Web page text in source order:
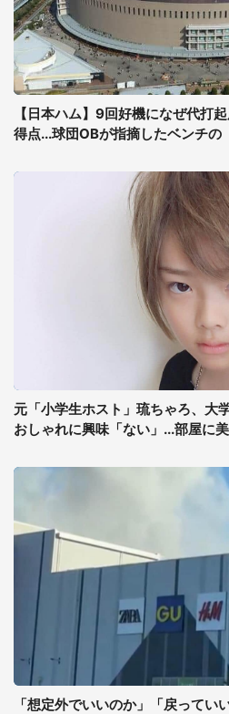
【日本ハム】9回好機になぜ代打
得点...球団OBが指摘したベンチの
元「小学生ホスト」琉ちゃろ、大
おしゃれに興味「ない」...部屋に
「想定外でいいのか」「戻ってい